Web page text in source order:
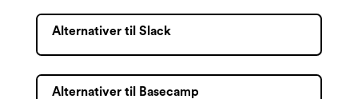
Alternativer til Slack
Alternativer til Basecamp